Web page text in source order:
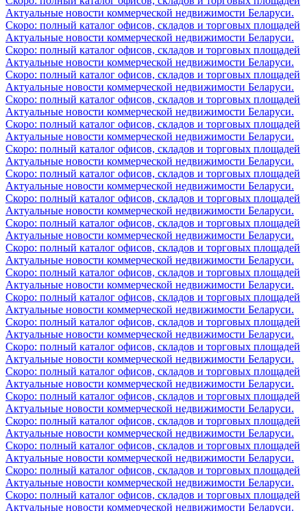
Актуальные новости коммерческой недвижимости Беларуси.
Скоро: полный каталог офисов, складов и торговых площадей
Актуальные новости коммерческой недвижимости Беларуси.
Скоро: полный каталог офисов, складов и торговых площадей
Актуальные новости коммерческой недвижимости Беларуси.
Скоро: полный каталог офисов, складов и торговых площадей
Актуальные новости коммерческой недвижимости Беларуси.
Скоро: полный каталог офисов, складов и торговых площадей
Актуальные новости коммерческой недвижимости Беларуси.
Скоро: полный каталог офисов, складов и торговых площадей
Актуальные новости коммерческой недвижимости Беларуси.
Скоро: полный каталог офисов, складов и торговых площадей
Актуальные новости коммерческой недвижимости Беларуси.
Скоро: полный каталог офисов, складов и торговых площадей
Актуальные новости коммерческой недвижимости Беларуси.
Скоро: полный каталог офисов, складов и торговых площадей
Актуальные новости коммерческой недвижимости Беларуси.
Скоро: полный каталог офисов, складов и торговых площадей
Актуальные новости коммерческой недвижимости Беларуси.
Скоро: полный каталог офисов, складов и торговых площадей
Актуальные новости коммерческой недвижимости Беларуси.
Скоро: полный каталог офисов, складов и торговых площадей
Актуальные новости коммерческой недвижимости Беларуси.
Скоро: полный каталог офисов, складов и торговых площадей
Актуальные новости коммерческой недвижимости Беларуси.
Скоро: полный каталог офисов, складов и торговых площадей
Актуальные новости коммерческой недвижимости Беларуси.
Скоро: полный каталог офисов, складов и торговых площадей
Актуальные новости коммерческой недвижимости Беларуси.
Скоро: полный каталог офисов, складов и торговых площадей
Актуальные новости коммерческой недвижимости Беларуси.
Скоро: полный каталог офисов, складов и торговых площадей
Актуальные новости коммерческой недвижимости Беларуси.
Скоро: полный каталог офисов, складов и торговых площадей
Актуальные новости коммерческой недвижимости Беларуси.
Скоро: полный каталог офисов, складов и торговых площадей
Актуальные новости коммерческой недвижимости Беларуси.
Скоро: полный каталог офисов, складов и торговых площадей
Актуальные новости коммерческой недвижимости Беларуси.
Скоро: полный каталог офисов, складов и торговых площадей
Актуальные новости коммерческой недвижимости Беларуси.